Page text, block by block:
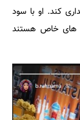
کند. او با سود
های خاص هستند